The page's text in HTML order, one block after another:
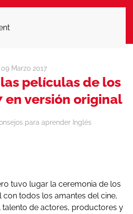
09 Marzo 2017
películas de los
en versión original
para aprender Inglés
tuvo lugar la ceremonia de los
con todos los amantes del cine,
de actores, productores y